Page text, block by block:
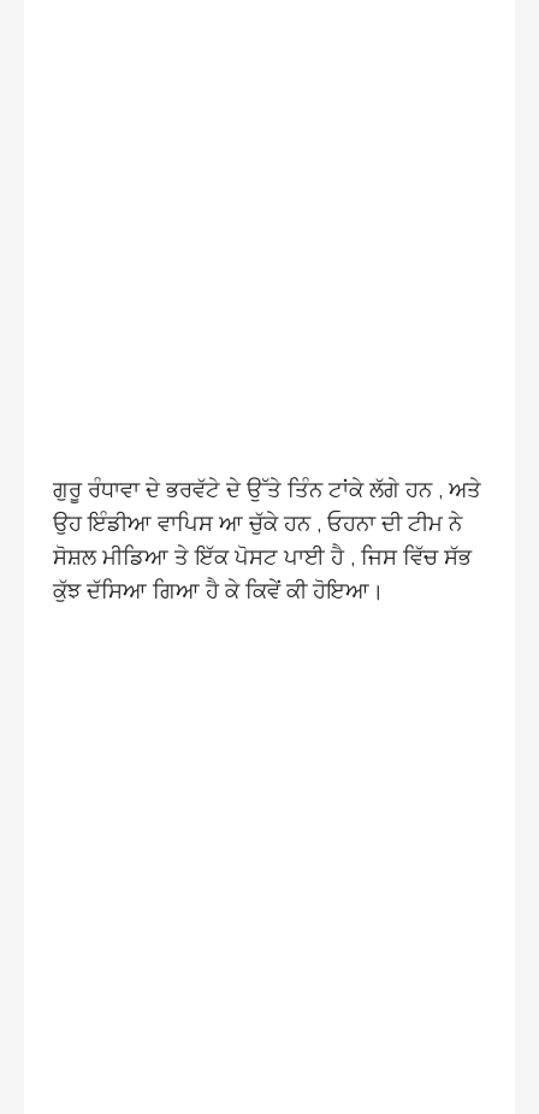
ਗੁਰੂ ਰੰਧਾਵਾ ਦੇ ਭਰਵੱਟੇ ਦੇ ਉੱਤੇ ਤਿੰਨ ਟਾਂਕੇ ਲੱਗੇ ਹਨ , ਅਤੇ
ਉਹ ਇੰਡੀਆ ਵਾਪਿਸ ਆ ਚੁੱਕੇ ਹਨ , ਓਹਨਾ ਦੀ ਟੀਮ ਨੇ
ਸੋਸ਼ਲ ਮੀਡਿਆ ਤੇ ਇੱਕ ਪੋਸਟ ਪਾਈ ਹੈ , ਜਿਸ ਵਿੱਚ ਸੱਭ
ਕੁੱਝ ਦੱਸਿਆ ਗਿਆ ਹੈ ਕੇ ਕਿਵੇਂ ਕੀ ਹੋਇਆ।